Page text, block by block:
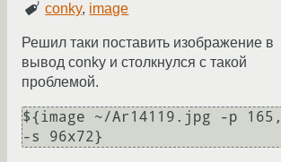
conky, image
Решил таки поставить изображение в
вывод conky и столкнулся с такой
проблемой.
${image ~/Ar14119.jpg -p
-s 96x72}